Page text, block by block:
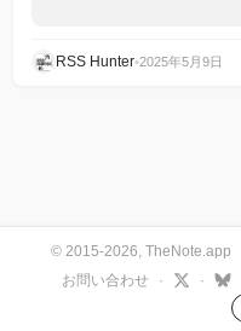
RSS Hunter•2025年5月9日
© 2015-2026, TheNote.app
お問い合わせ
· ·